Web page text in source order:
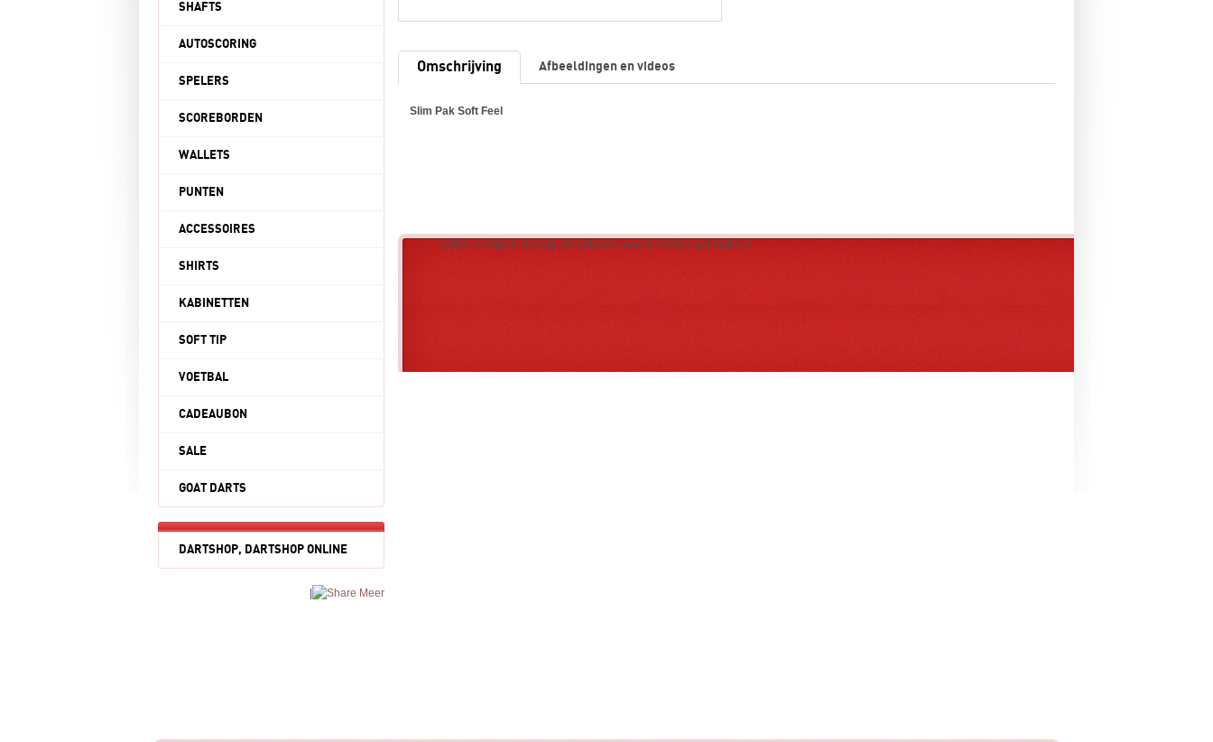
SHAFTS
AUTOSCORING
SPELERS
SCOREBORDEN
WALLETS
PUNTEN
ACCESSOIRES
SHIRTS
KABINETTEN
SOFT TIP
VOETBAL
CADEAUBON
SALE
GOAT DARTS
DARTSHOP, DARTSHOP ONLINE
Meer
Omschrijving Afbeeldingen en videos
Slim Pak Soft Feel
Lekker compact, handig om datgene mee te nemen wat nodig is